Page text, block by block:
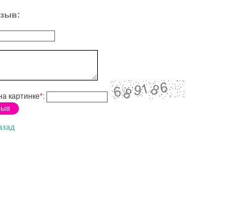
картинке*: